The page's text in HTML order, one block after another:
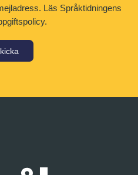
Läs Språktidningens